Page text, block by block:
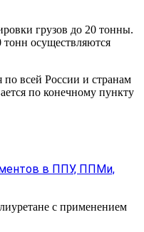
грузов до 20 тонны.
осуществляются
по всей России и странам
по конечному пункту
в ППУ, ППМи,
с применением